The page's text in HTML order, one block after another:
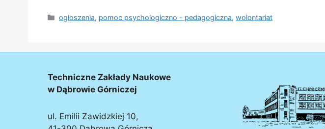
ogłoszenia, pomoc psychologiczno - pedagogiczna,wolontariat
Techniczne Zakłady Naukowe
w Dąbrowie Górniczej
ul. Emilii Zawidzkiej 10,